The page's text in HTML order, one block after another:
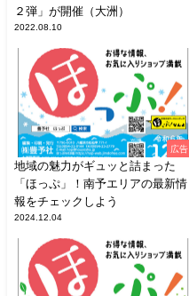
２弾」が開催（大洲）
2022.08.10
広告
地域の魅力がギュッと詰まった
「ほっぷ」！南予エリアの最新情
報をチェックしよう
2024.12.04